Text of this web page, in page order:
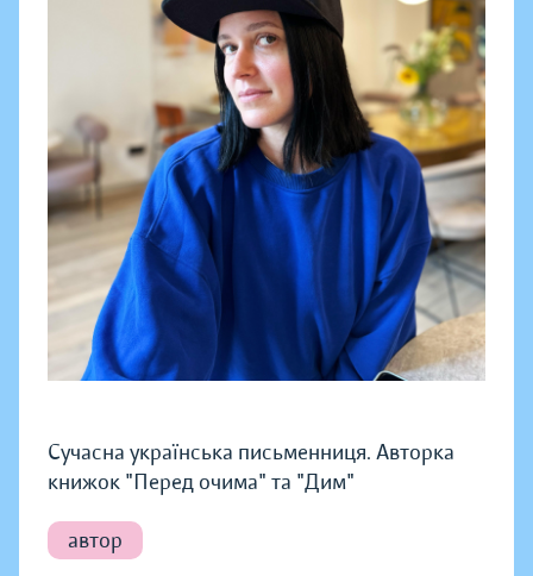
Сучасна українська письменниця. Авторка
книжок "Перед очима" та "Дим"
автор